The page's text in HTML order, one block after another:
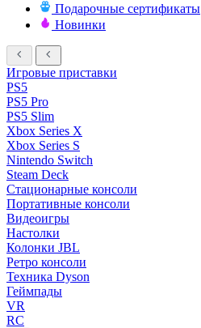
Подарочные сертификаты
Новинки
Игровые приставки
PS5
PS5 Pro
PS5 Slim
Xbox Series X
Xbox Series S
Nintendo Switch
Steam Deck
Стационарные консоли
Портативные консоли
Видеоигры
Настолки
Колонки JBL
Ретро консоли
Техника Dyson
Геймпады
VR
RC